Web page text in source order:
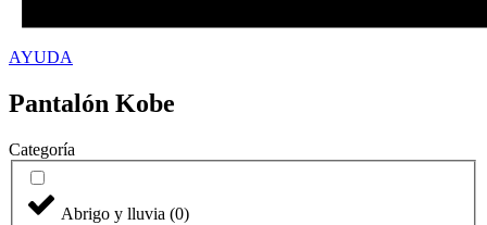
AYUDA
Pantalón Kobe
Categoría
Abrigo y lluvia (0)